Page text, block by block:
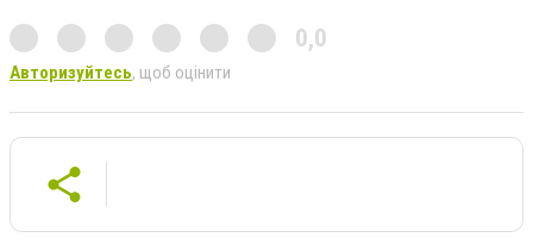
0,0
Авторизуйтесь, щоб оцінити